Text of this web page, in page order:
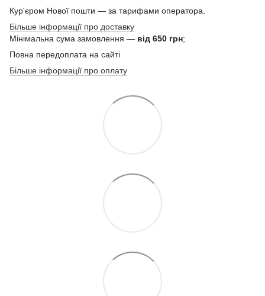
Кур'єром Нової пошти — за тарифами оператора.
Більше інформації про доставку
Мінімальна сума замовлення — від 650 грн;
Повна передоплата на сайті
Більше інформації про оплату